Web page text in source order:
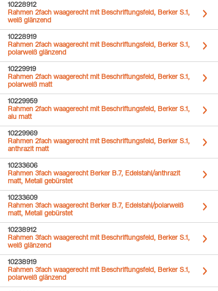
10228912
Rahmen 2fach waagerecht mit Beschriftungsfeld, Berker S.1,
weiß glänzend
10228919
Rahmen 2fach waagerecht mit Beschriftungsfeld, Berker S.1,
polarweiß glänzend
10229919
Rahmen 2fach waagerecht mit Beschriftungsfeld, Berker S.1,
polarweiß matt
10229959
Rahmen 2fach waagerecht mit Beschriftungsfeld, Berker S.1,
alu matt
10229969
Rahmen 2fach waagerecht mit Beschriftungsfeld, Berker S.1,
anthrazit matt
10233606
Rahmen 3fach waagerecht Berker B.7, Edelstahl/anthrazit
matt, Metall gebürstet
10233609
Rahmen 3fach waagerecht Berker B.7, Edelstahl/polarweiß
matt, Metall gebürstet
10238912
Rahmen 3fach waagerecht mit Beschriftungsfeld, Berker S.1,
weiß glänzend
10238919
Rahmen 3fach waagerecht mit Beschriftungsfeld, Berker S.1,
polarweiß glänzend